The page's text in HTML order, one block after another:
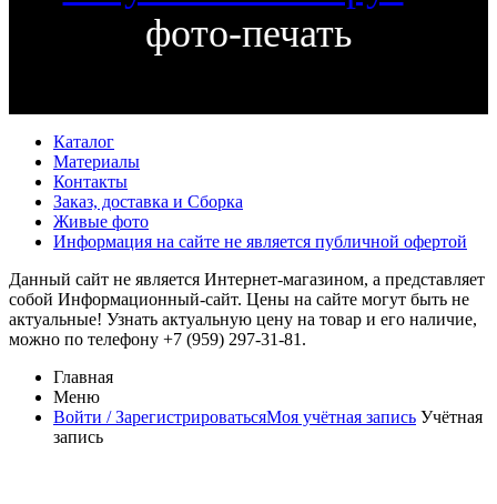
фото-печать
Каталог
Материалы
Контакты
Заказ, доставка и Сборка
Живые фото
Информация на сайте не является публичной офертой
Данный сайт не является Интернет-магазином, а представляет
собой Информационный-сайт. Цены на сайте могут быть не
актуальные! Узнать актуальную цену на товар и его наличие,
можно по телефону +7 (959) 297-31-81.
Главная
Меню
Войти / ЗарегистрироватьсяМоя учётная запись Учётная
запись